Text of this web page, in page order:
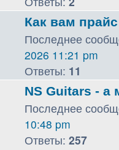
Как вам
Последнее
2026 11:21 pm
Ответы: 11
NS Guitars - а
Последнее
10:48 pm
Ответы: 257